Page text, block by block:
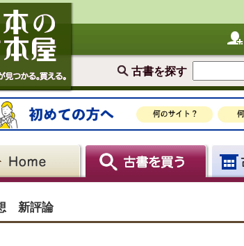
古書を探す
新評論